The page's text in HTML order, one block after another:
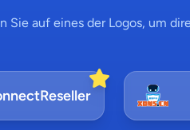
auf eines der Logos, um